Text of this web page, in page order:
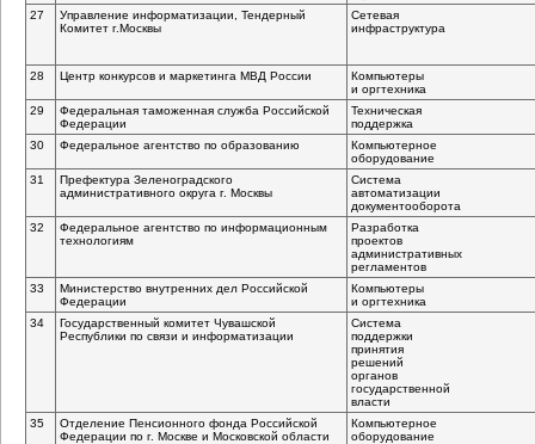
27
Управление информатизации, Тендерный
Комитет г.Москвы
Cетевая
инфраструктура
28 Центр конкурсов и маркетинга МВД России
Компьютеры
и оргтехника
29
Федеральная таможенная служба Российской
Федерации
Техническая
поддержка
30
Федеральное агентство по образованию
Компьютерное
оборудование
31
Префектура Зеленоградского
административного округа г. Москвы
Система
автоматизации
документооборота
32
Федеральное агентство по информационным
технологиям
Разработка
проектов
административных
регламентов
33
Министерство внутренних дел Российской
Федерации
Компьютеры
и оргтехника
34
Государственный комитет Чувашской
Республики по связи и информатизации
Система
поддержки
принятия
решений
органов
государственной
власти
35
Отделение Пенсионного фонда Российской
Федерации по г. Москве и Московской области
Компьютерное
оборудование